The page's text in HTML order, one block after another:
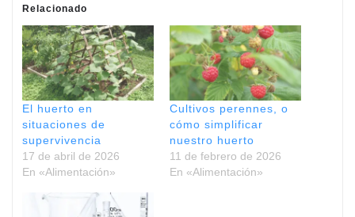
Relacionado
El huerto en
situaciones de
supervivencia
17 de abril de 2026
En «Alimentación»
Cultivos perennes, o
cómo simplificar
nuestro huerto
11 de febrero de 2026
En «Alimentación»